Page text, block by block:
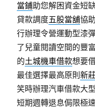
當鋪助您解困資金短
貸款調度五股當舖協
行辦理令營運動型漆
了兒童閱讀空間的豐
的土城機車借款想要
最佳選擇最高原則新
笑時辦理汽車借款大
短期週轉退息侷限極